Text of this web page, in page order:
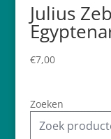
Julius
€7,00
Zoeken